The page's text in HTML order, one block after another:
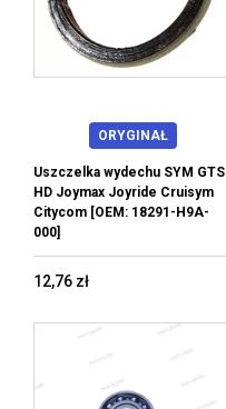
ORYGINAŁ
Uszczelka wydechu SYM GTS
HD Joymax Joyride Cruisym
Citycom [OEM: 18291-H9A-
000]
12,76 zł